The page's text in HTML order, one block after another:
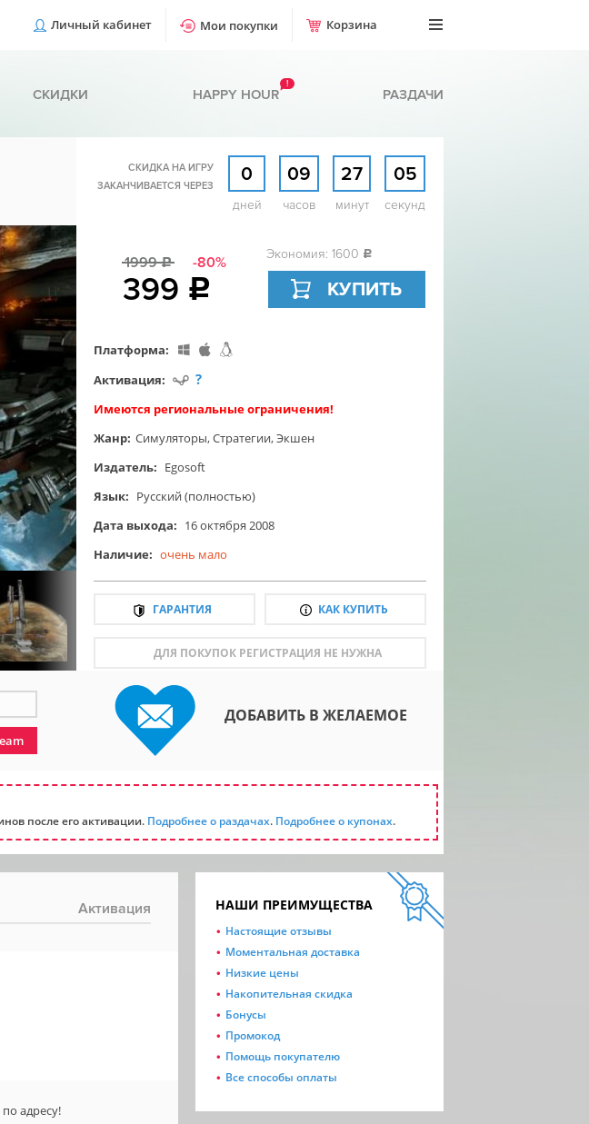
Личный кабинет Мои покупки Корзина
СКИДКИ HAPPY HOUR
!
РАЗДАЧИ
СКИДКА НА ИГРУ
ЗАКАНЧИВАЕТСЯ ЧЕРЕЗ
0
дней
09
часов
27
минут
04
секунд
1999c -80%
399 c
Экономия: 1600 c
КУПИТЬ
Платформа:
Активация:
?
Имеются региональные ограничения!
Жанр: Симуляторы,Стратегии,Экшен
Издатель: Egosoft
Язык: Русский (полностью)
Дата выхода: 16 октября 2008
Наличие: очень мало
ГАРАНТИЯ КАК КУПИТЬ
ДЛЯ ПОКУПОК РЕГИСТРАЦИЯ НЕ НУЖНА
ДОБАВИТЬ В ЖЕЛАЕМОЕ
после его активации. Подробнее о раздачах. Подробнее о купонах.
Активация
адресу!
НАШИ ПРЕИМУЩЕСТВА
Настоящие отзывы
Моментальная доставка
Низкие цены
Накопительная скидка
Бонусы
Промокод
Помощь покупателю
Все способы оплаты